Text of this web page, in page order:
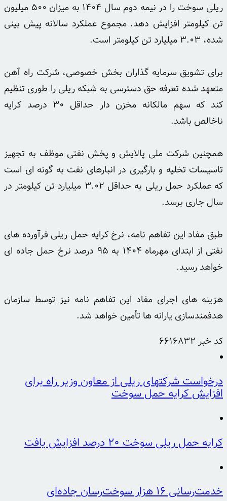
ریلی سوخت را در نیمه دوم سال ۱۴۰۴ به میزان ۵۰۰ میلیون
تن کیلومتر افزایش دهد. مجموع عملکرد سالانه پیش بینی
شده، ۳.۰۳ میلیارد تن کیلومتر است.
برای تشویق سرمایه گذاران بخش خصوصی، شرکت راه آهن
متعهد شده تعرفه حق دسترسی به شبکه ریلی را طوری تنظیم
کند که سهم مالکانه مخزن دار حداقل ۳۰ درصد کرایه
ناخالص باشد.
همچنین شرکت ملی پالایش و پخش نفتی موظف به تجهیز
تاسیسات تخلیه و بارگیری در انبارهای نفت به گونه ای است
که عملکرد حمل ریلی به حداقل ۳.۰۲ میلیارد تن کیلومتر در
سال جاری برسد.
طبق مفاد این تفاهم نامه، نرخ کرایه حمل ریلی فرآورده های
نفتی از ابتدای مهرماه ۱۴۰۴ به ۹۵ درصد نرخ حمل جاده ای
خواهد رسید.
هزینه های اجرای مفاد این تفاهم نامه نیز توسط سازمان
هدفمندسازی یارانه ها تأمین خواهد شد.
کد خبر 6616832
درخواست شرکتهای ریلی از معاون وزیر راه برای
افزایش کرایه حمل سوخت
کرایه حمل ریلی سوخت ۲۰ درصد افزایش یافت
خدمت‌رسانی ۱۶ هزار سوخت‌رسان‌ جاده‌ای